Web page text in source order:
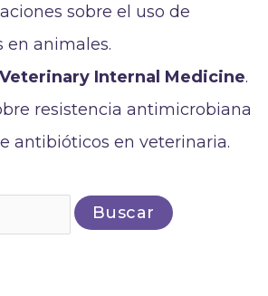
sobre el uso de
en animales.
Internal Medicine.
resistencia antimicrobiana
antibióticos en veterinaria.